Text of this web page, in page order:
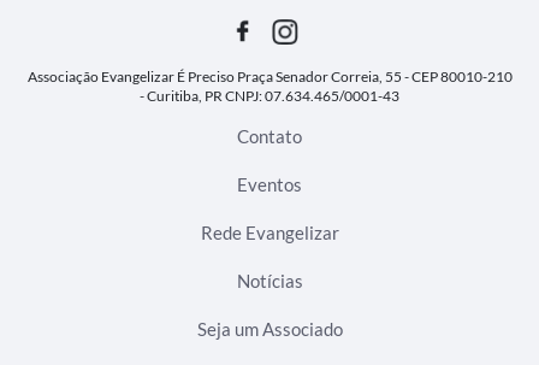
Associação Evangelizar É PrecisoPraça Senador Correia, 55 - CEP 80010-210
- Curitiba, PRCNPJ: 07.634.465/0001-43
Contato
Eventos
Rede Evangelizar
Notícias
Seja um Associado